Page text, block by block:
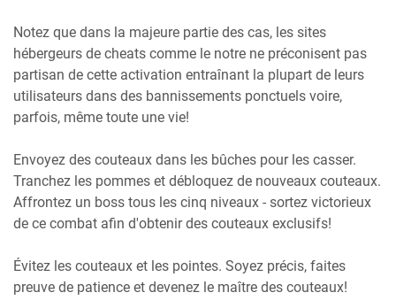
Notez que dans la majeure partie des cas, les sites
hébergeurs de cheats comme le notre ne préconisent pas
partisan de cette activation entraînant la plupart de leurs
utilisateurs dans des bannissements ponctuels voire,
parfois, même toute une vie!
Envoyez des couteaux dans les bûches pour les casser.
Tranchez les pommes et débloquez de nouveaux couteaux.
Affrontez un boss tous les cinq niveaux - sortez victorieux
de ce combat afin d'obtenir des couteaux exclusifs!
Évitez les couteaux et les pointes. Soyez précis, faites
preuve de patience et devenez le maître des couteaux!